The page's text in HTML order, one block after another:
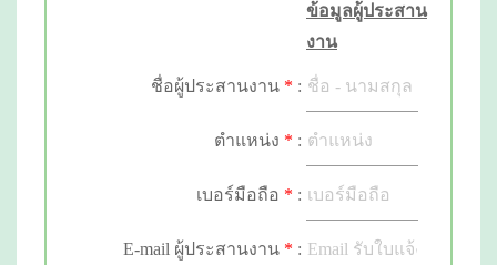
ข้อมูลผู้ประสาน
งาน
ชื่อผู้ประสานงาน * :
ตำแหน่ง * :
เบอร์มือถือ * :
E-mail ผู้ประสานงาน * :